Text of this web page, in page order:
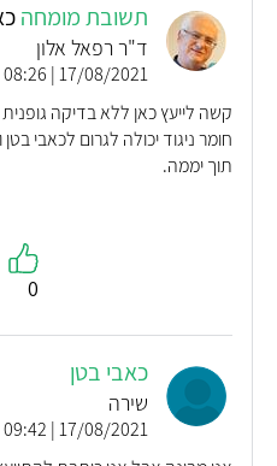
תשובת מומחה
ד"ר רפאל אלון
17/08/2021 | 08:26
חומר ניגוד יכולה לגרום לכאבי
תוך יממה.
0
כאבי בטן
שירה
17/08/2021 | 09:42